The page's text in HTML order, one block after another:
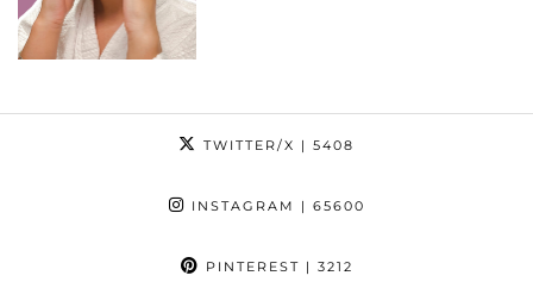
TWITTER/X | 5408
INSTAGRAM | 65600
PINTEREST | 3212